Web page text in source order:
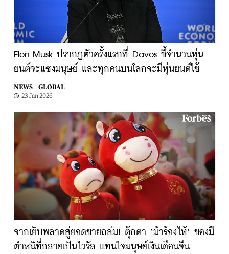
Elon Musk ปรากฏตัวครั้งแรกที่ Davos ชี้จำนวนหุ่น
ยนต์จะแซงมนุษย์ และทุกคนบนโลกจะมีหุ่นยนต์ใช้
NEWS |
GLOBAL
23 Jan 2026
จากเย็บพลาดสู่ยอดขายถล่ม! ตุ๊กตา ‘ม้าร้องไห้’ ของมี
ตำหนิที่กลายเป็นไวรัล แทนใจมนุษย์เงินเดือนจีน